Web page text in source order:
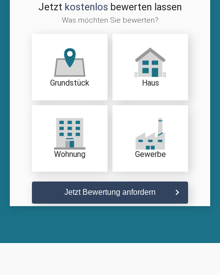
Jetzt kostenlos bewerten lassen
Was möchten Sie bewerten?
Grundstück Haus
Wohnung Gewerbe
Jetzt Bewertung anfordern